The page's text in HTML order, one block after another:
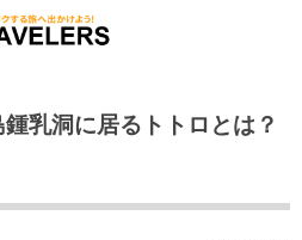
乳洞に居るトトロとは？